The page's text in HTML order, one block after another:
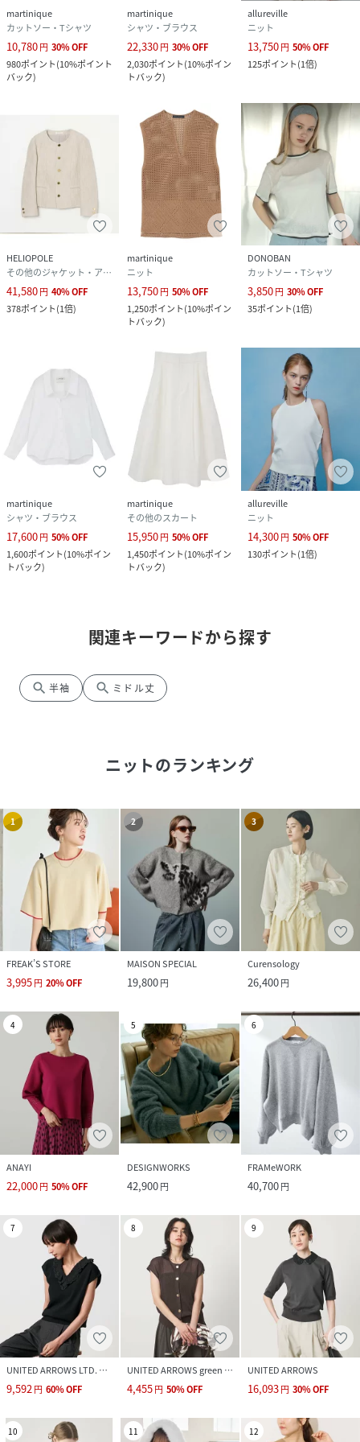
martinique
カットソー・Tシャツ
10,780円 30%OFF
980ポイント(10%ポイント
バック)
martinique
シャツ・ブラウス
22,330円 30%OFF
2,030ポイント(10%ポイン
トバック)
allureville
ニット
13,750円 50%OFF
125ポイント(1倍)
HELIOPOLE
その他のジャケット・アウター
41,580円 40%OFF
378ポイント(1倍)
martinique
ニット
13,750円 50%OFF
1,250ポイント(10%ポイン
トバック)
DONOBAN
カットソー・Tシャツ
3,850円 30%OFF
35ポイント(1倍)
martinique
シャツ・ブラウス
17,600円 50%OFF
1,600ポイント(10%ポイン
トバック)
martinique
その他のスカート
15,950円 50%OFF
1,450ポイント(10%ポイン
トバック)
allureville
ニット
14,300円 50%OFF
130ポイント(1倍)
関連キーワードから探す
search 半袖 search ミドル丈
ニットのランキング
1
FREAK’S STORE
3,995円 20%OFF
2
MAISON SPECIAL
19,800円
3
Curensology
26,400円
4
ANAYI
22,000円 50%OFF
5
DESIGNWORKS
42,900円
6
FRAMeWORK
40,700円
7
UNITED ARROWS LTD. OUTLET
9,592円 60%OFF
8
UNITED ARROWS green label relaxing
4,455円 50%OFF
9
UNITED ARROWS
16,093円 30%OFF
10 11 12